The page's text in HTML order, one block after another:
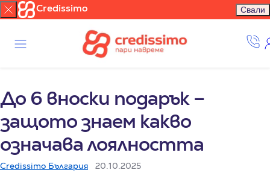
Credissimo Свали
До 6 вноски подарък –
защото знаем какво
означава лоялността
Credissimo България 20.10.2025